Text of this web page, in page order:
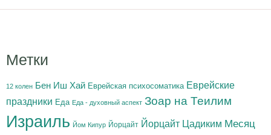
Метки
12 колен Бен Иш Хай Еврейская психосоматика Еврейские
праздники Еда Еда - духовный аспект Зоар на Теилим
Израиль Йом Кипур Йорцайт Йорцайт Цадиким Месяц